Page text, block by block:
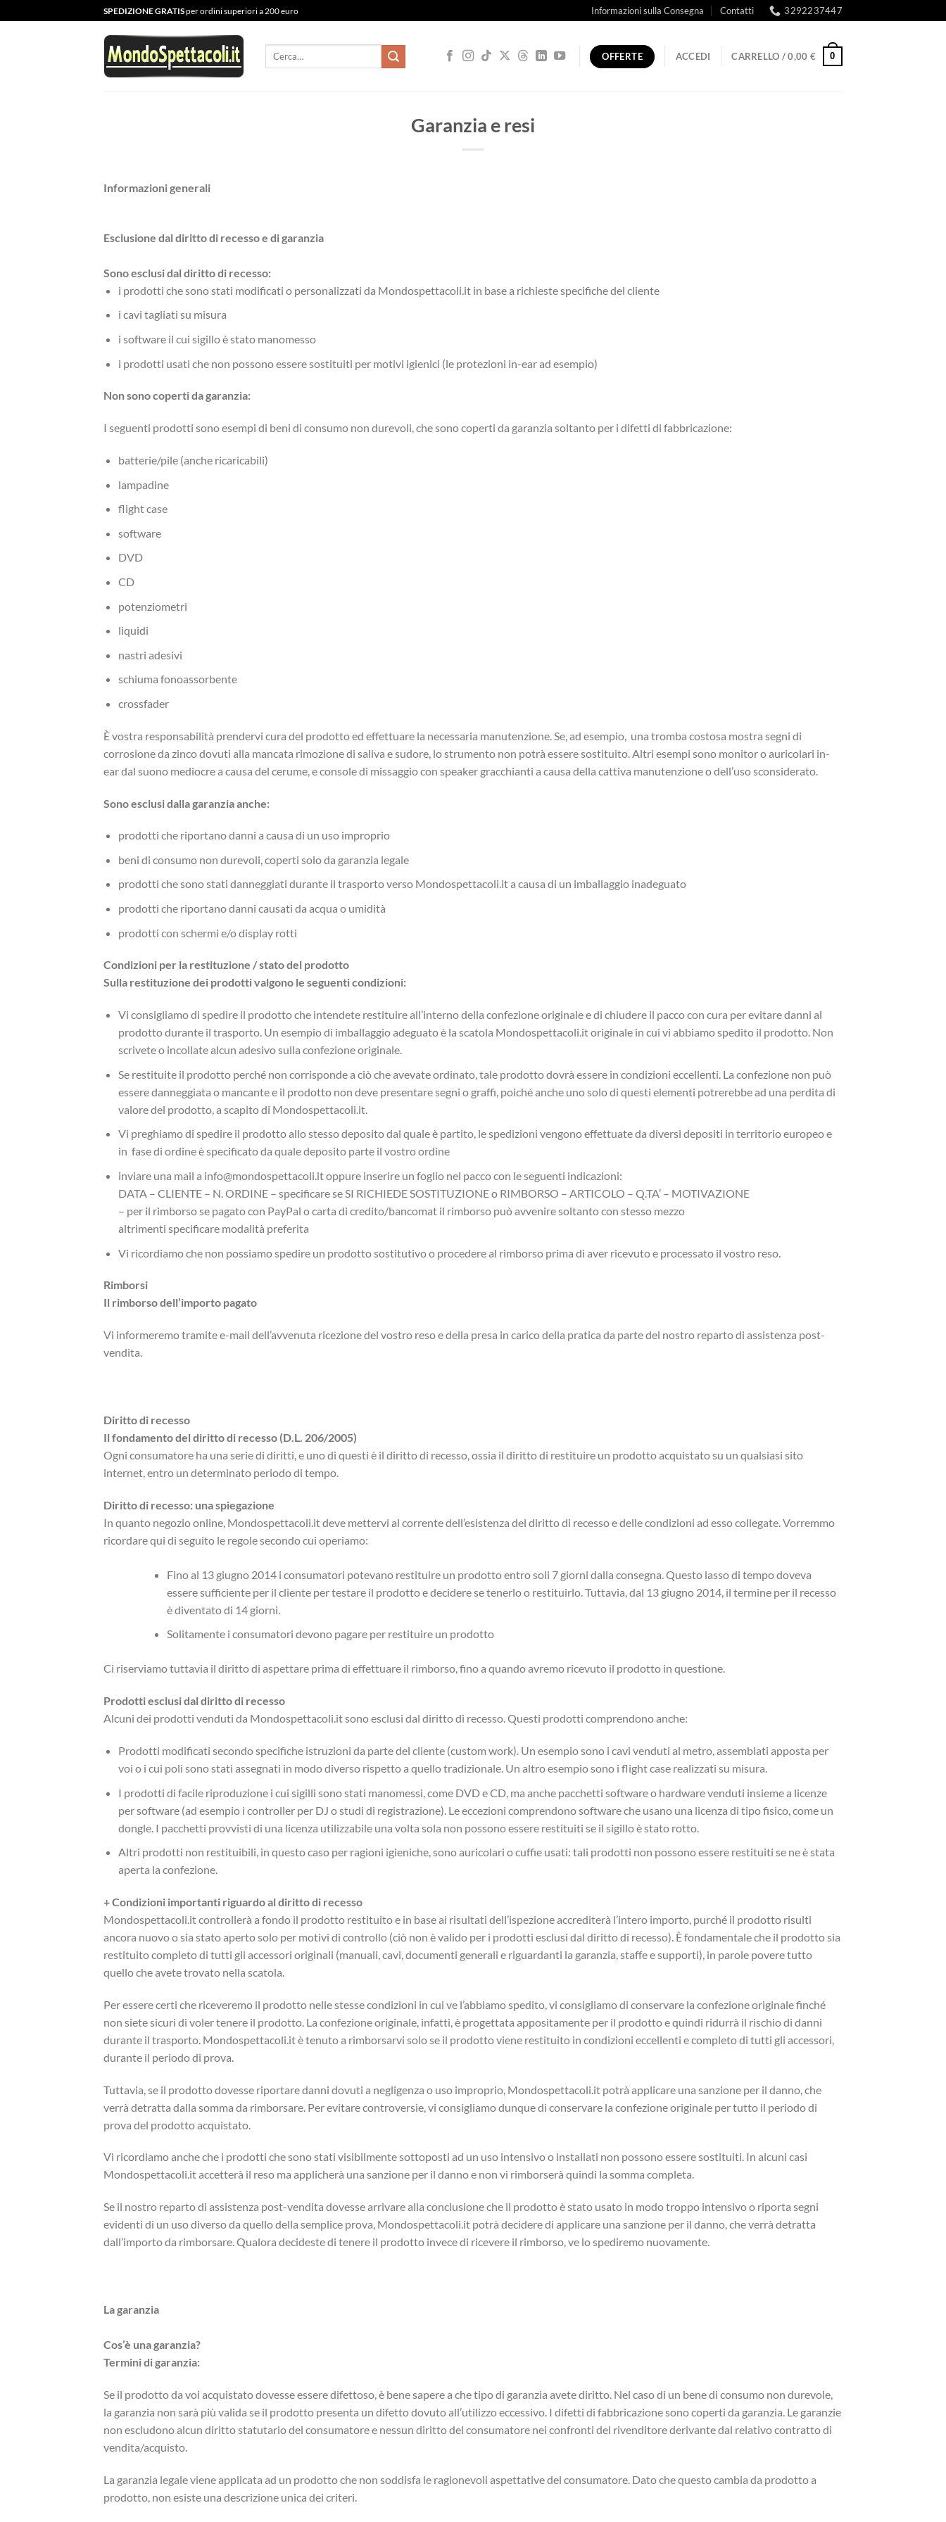
ai
SPEDIZIONE GRATISper ordini superiori a 200 euro Informazioni sulla Consegna Contatti 3292237447
Cerca: OFFERTE ACCEDI CARRELLO /0,00 € 0
Garanzia e resi
Informazioni generali
Esclusione dal diritto di recesso e di garanzia
Sono esclusi dal diritto di recesso:
i prodotti che sono stati modificati o personalizzati da Mondospettacoli.it in base a richieste specifiche del cliente
i cavi tagliati su misura
i software il cui sigillo è stato manomesso
i prodotti usati che non possono essere sostituiti per motivi igienici (le protezioni in-ear ad esempio)
Non sono coperti da garanzia:
I seguenti prodotti sono esempi di beni di consumo non durevoli, che sono coperti da garanzia soltanto per i difetti di fabbricazione:
batterie/pile (anche ricaricabili)
lampadine
flight case
software
DVD
CD
potenziometri
liquidi
nastri adesivi
schiuma fonoassorbente
crossfader
È vostra responsabilità prendervi cura del prodotto ed effettuare la necessaria manutenzione. Se, ad esempio, una tromba costosa mostra segni di
corrosione da zinco dovuti alla mancata rimozione di saliva e sudore, lo strumento non potrà essere sostituito. Altri esempi sono monitor o auricolari in-
ear dal suono mediocre a causa del cerume, e console di missaggio con speaker gracchianti a causa della cattiva manutenzione o dell’uso sconsiderato.
Sono esclusi dalla garanzia anche:
prodotti che riportano danni a causa di un uso improprio
beni di consumo non durevoli, coperti solo da garanzia legale
prodotti che sono stati danneggiati durante il trasporto verso Mondospettacoli.it a causa di un imballaggio inadeguato
prodotti che riportano danni causati da acqua o umidità
prodotti con schermi e/o display rotti
Condizioni per la restituzione / stato del prodotto
Sulla restituzione dei prodotti valgono le seguenti condizioni:
Vi consigliamo di spedire il prodotto che intendete restituire all’interno della confezione originale e di chiudere il pacco con cura per evitare danni al
prodotto durante il trasporto. Un esempio di imballaggio adeguato è la scatola Mondospettacoli.it originale in cui vi abbiamo spedito il prodotto. Non
scrivete o incollate alcun adesivo sulla confezione originale.
Se restituite il prodotto perché non corrisponde a ciò che avevate ordinato, tale prodotto dovrà essere in condizioni eccellenti. La confezione non può
essere danneggiata o mancante e il prodotto non deve presentare segni o graffi, poiché anche uno solo di questi elementi potrerebbe ad una perdita di
valore del prodotto, a scapito di Mondospettacoli.it.
Vi preghiamo di spedire il prodotto allo stesso deposito dal quale è partito, le spedizioni vengono effettuate da diversi depositi in territorio europeo e
in fase di ordine è specificato da quale deposito parte il vostro ordine
inviare una mail a info@mondospettacoli.it oppure inserire un foglio nel pacco con le seguenti indicazioni:
DATA – CLIENTE – N. ORDINE – specificare se SI RICHIEDE SOSTITUZIONE o RIMBORSO – ARTICOLO – Q.TA’ – MOTIVAZIONE
– per il rimborso se pagato con PayPal o carta di credito/bancomat il rimborso può avvenire soltanto con stesso mezzo
altrimenti specificare modalità preferita
Vi ricordiamo che non possiamo spedire un prodotto sostitutivo o procedere al rimborso prima di aver ricevuto e processato il vostro reso.
Rimborsi
Il rimborso dell’importo pagato
Vi informeremo tramite e-mail dell’avvenuta ricezione del vostro reso e della presa in carico della pratica da parte del nostro reparto di assistenza post-
vendita.
Diritto di recesso
Il fondamento del diritto di recesso (D.L. 206/2005)
Ogni consumatore ha una serie di diritti, e uno di questi è il diritto di recesso, ossia il diritto di restituire un prodotto acquistato su un qualsiasi sito
internet, entro un determinato periodo di tempo.
Diritto di recesso: una spiegazione
In quanto negozio online, Mondospettacoli.it deve mettervi al corrente dell’esistenza del diritto di recesso e delle condizioni ad esso collegate. Vorremmo
ricordare qui di seguito le regole secondo cui operiamo:
Fino al 13 giugno 2014 i consumatori potevano restituire un prodotto entro soli 7 giorni dalla consegna. Questo lasso di tempo doveva
essere sufficiente per il cliente per testare il prodotto e decidere se tenerlo o restituirlo. Tuttavia, dal 13 giugno 2014, il termine per il recesso
è diventato di 14 giorni.
Solitamente i consumatori devono pagare per restituire un prodotto
Ci riserviamo tuttavia il diritto di aspettare prima di effettuare il rimborso, fino a quando avremo ricevuto il prodotto in questione.
Prodotti esclusi dal diritto di recesso
Alcuni dei prodotti venduti da Mondospettacoli.it sono esclusi dal diritto di recesso. Questi prodotti comprendono anche:
Prodotti modificati secondo specifiche istruzioni da parte del cliente (custom work). Un esempio sono i cavi venduti al metro, assemblati apposta per
voi o i cui poli sono stati assegnati in modo diverso rispetto a quello tradizionale. Un altro esempio sono i flight case realizzati su misura.
I prodotti di facile riproduzione i cui sigilli sono stati manomessi, come DVD e CD, ma anche pacchetti software o hardware venduti insieme a licenze
per software (ad esempio i controller per DJ o studi di registrazione). Le eccezioni comprendono software che usano una licenza di tipo fisico, come un
dongle. I pacchetti provvisti di una licenza utilizzabile una volta sola non possono essere restituiti se il sigillo è stato rotto.
Altri prodotti non restituibili, in questo caso per ragioni igieniche, sono auricolari o cuffie usati: tali prodotti non possono essere restituiti se ne è stata
aperta la confezione.
+Condizioni importanti riguardo al diritto di recesso
Mondospettacoli.it controllerà a fondo il prodotto restituito e in base ai risultati dell’ispezione accrediterà l’intero importo, purché il prodotto risulti
ancora nuovo o sia stato aperto solo per motivi di controllo (ciò non è valido per i prodotti esclusi dal diritto di recesso). È fondamentale che il prodotto sia
restituito completo di tutti gli accessori originali (manuali, cavi, documenti generali e riguardanti la garanzia, staffe e supporti), in parole povere tutto
quello che avete trovato nella scatola.
Per essere certi che riceveremo il prodotto nelle stesse condizioni in cui ve l’abbiamo spedito, vi consigliamo di conservare la confezione originale finché
non siete sicuri di voler tenere il prodotto. La confezione originale, infatti, è progettata appositamente per il prodotto e quindi ridurrà il rischio di danni
durante il trasporto. Mondospettacoli.it è tenuto a rimborsarvi solo se il prodotto viene restituito in condizioni eccellenti e completo di tutti gli accessori,
durante il periodo di prova.
Tuttavia, se il prodotto dovesse riportare danni dovuti a negligenza o uso improprio, Mondospettacoli.it potrà applicare una sanzione per il danno, che
verrà detratta dalla somma da rimborsare. Per evitare controversie, vi consigliamo dunque di conservare la confezione originale per tutto il periodo di
prova del prodotto acquistato.
Vi ricordiamo anche che i prodotti che sono stati visibilmente sottoposti ad un uso intensivo o installati non possono essere sostituiti. In alcuni casi
Mondospettacoli.it accetterà il reso ma applicherà una sanzione per il danno e non vi rimborserà quindi la somma completa.
Se il nostro reparto di assistenza post-vendita dovesse arrivare alla conclusione che il prodotto è stato usato in modo troppo intensivo o riporta segni
evidenti di un uso diverso da quello della semplice prova, Mondospettacoli.it potrà decidere di applicare una sanzione per il danno, che verrà detratta
dall’importo da rimborsare. Qualora decideste di tenere il prodotto invece di ricevere il rimborso, ve lo spediremo nuovamente.
La garanzia
Cos’è una garanzia?
Termini di garanzia:
Se il prodotto da voi acquistato dovesse essere difettoso, è bene sapere a che tipo di garanzia avete diritto. Nel caso di un bene di consumo non durevole,
la garanzia non sarà più valida se il prodotto presenta un difetto dovuto all’utilizzo eccessivo. I difetti di fabbricazione sono coperti da garanzia. Le garanzie
non escludono alcun diritto statutario del consumatore e nessun diritto del consumatore nei confronti del rivenditore derivante dal relativo contratto di
vendita/acquisto.
La garanzia legale viene applicata ad un prodotto che non soddisfa le ragionevoli aspettative del consumatore. Dato che questo cambia da prodotto a
prodotto, non esiste una descrizione unica dei criteri.